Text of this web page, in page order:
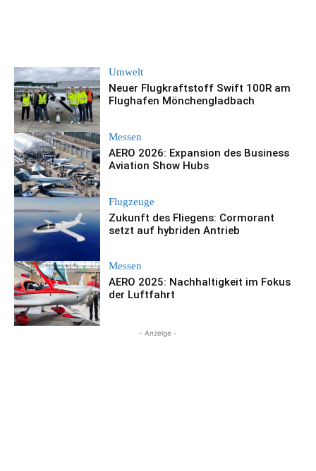
Umwelt
Neuer Flugkraftstoff Swift 100R am
Flughafen Mönchengladbach
Messen
AERO 2026: Expansion des Business
Aviation Show Hubs
Flugzeuge
Zukunft des Fliegens: Cormorant
setzt auf hybriden Antrieb
Messen
AERO 2025: Nachhaltigkeit im Fokus
der Luftfahrt
- Anzeige -